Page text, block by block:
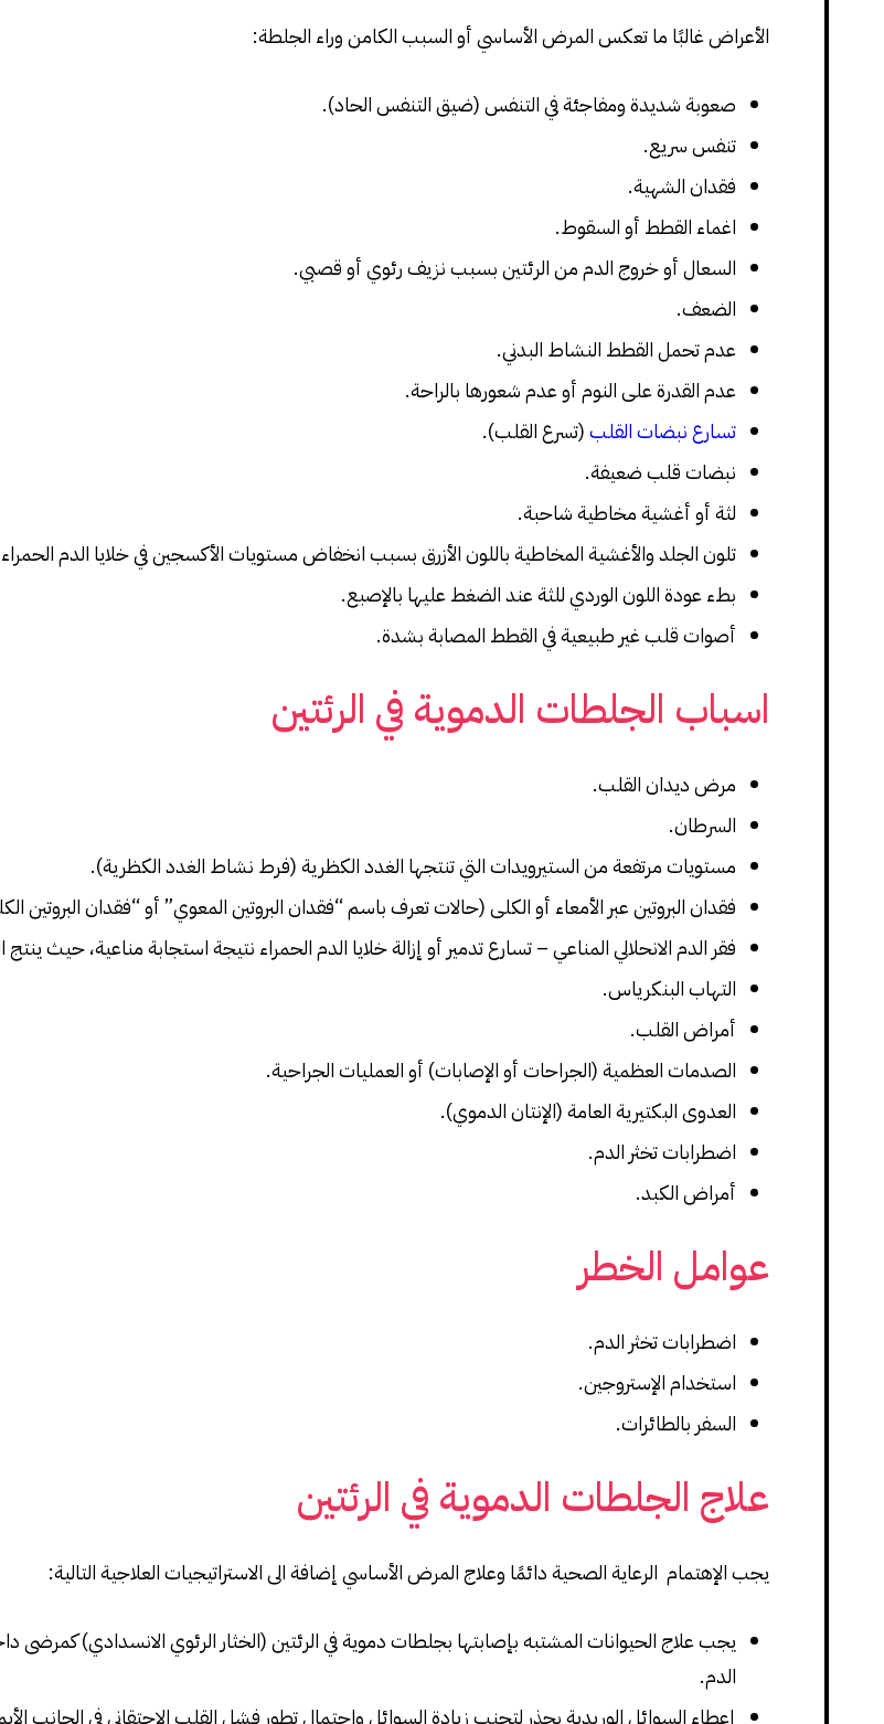
الأعراض غالبًا ما تعكس المرض الأساسي أو السبب الكامن وراء الجلطة:
صعوبة شديدة ومفاجئة في التنفس (ضيق التنفس الحاد).
تنفس سريع.
فقدان الشهية.
اغماء القطط أو السقوط.
السعال أو خروج الدم من الرئتين بسبب نزيف رئوي أو قصبي.
الضعف.
عدم تحمل القطط النشاط البدني.
عدم القدرة على النوم أو عدم شعورها بالراحة.
تسارع نبضات القلب(تسرع القلب).
نبضات قلب ضعيفة.
لثة أو أغشية مخاطية شاحبة.
تلون الجلد والأغشية المخاطية باللون الأزرق بسبب انخفاض مستويات الأكسجين في خلايا الدم الحمراء
بطء عودة اللون الوردي للثة عند الضغط عليها بالإصبع.
أصوات قلب غير طبيعية في القطط المصابة بشدة.
اسباب الجلطات الدموية في الرئتين
مرض ديدان القلب.
السرطان.
مستويات مرتفعة من الستيرويدات التي تنتجها الغدد الكظرية (فرط نشاط الغدد الكظرية).
فقدان البروتين عبر الأمعاء أو الكلى (حالات تعرف باسم “فقدان البروتين المعوي” أو “فقدان البروتين
فقر الدم الانحلالي المناعي – تسارع تدمير أو إزالة خلايا الدم الحمراء نتيجة استجابة مناعية، حيث
التهاب البنكرياس.
أمراض القلب.
الصدمات العظمية (الجراحات أو الإصابات) أو العمليات الجراحية.
العدوى البكتيرية العامة (الإنتان الدموي).
اضطرابات تخثر الدم.
أمراض الكبد.
عوامل الخطر
اضطرابات تخثر الدم.
استخدام الإستروجين.
السفر بالطائرات.
علاج الجلطات الدموية في الرئتين
يجب الإهتمام الرعاية الصحية دائمًا وعلاج المرض الأساسي إضافة الى الاستراتيجيات العلاجية التالية:
يجب علاج الحيوانات المشتبه بإصابتها بجلطات دموية في الرئتين (الخثار الرئوي الانسدادي)
الدم.
إعطاء السوائل الوريدية بحذر لتجنب زيادة السوائل واحتمال تطور فشل القلب الاحتقاني في